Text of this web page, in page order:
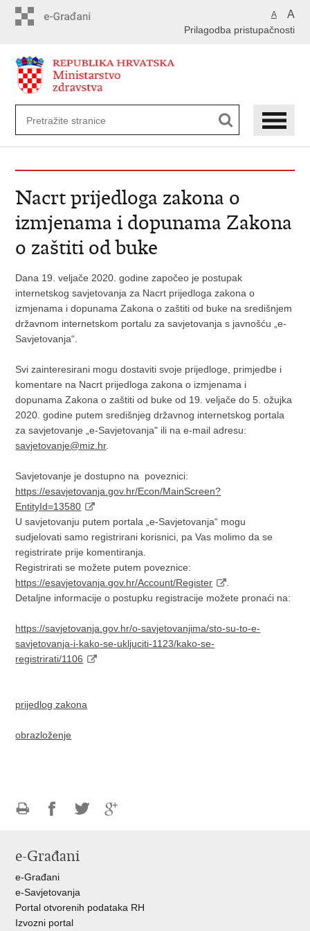
A A
Prilagodba pristupačnosti
Nacrt prijedloga zakona o
izmjenama i dopunama Zakona
o zaštiti od buke
Dana 19. veljače 2020. godine započeo je postupak
internetskog savjetovanja za Nacrt prijedloga zakona o
izmjenama i dopunama Zakona o zaštiti od buke na središnjem
državnom internetskom portalu za savjetovanja s javnošću „e-
Savjetovanja“.
Svi zainteresirani mogu dostaviti svoje prijedloge, primjedbe i
komentare na Nacrt prijedloga zakona o izmjenama i
dopunama Zakona o zaštiti od buke od 19. veljače do 5. ožujka
2020. godine putem središnjeg državnog internetskog portala
za savjetovanje „e-Savjetovanja" ili na e-mail adresu:
savjetovanje@miz.hr.
Savjetovanje je dostupno na poveznici:
https://esavjetovanja.gov.hr/Econ/MainScreen?
EntityId=13580
U savjetovanju putem portala „e-Savjetovanja“ mogu
sudjelovati samo registrirani korisnici, pa Vas molimo da se
registrirate prije komentiranja.
Registrirati se možete putem poveznice:
https://esavjetovanja.gov.hr/Account/Register
Detaljne informacije o postupku registracije možete pronaći na:
https://savjetovanja.gov.hr/o-savjetovanjima/sto-su-to-e-
savjetovanja-i-kako-se-ukljuciti-1123/kako-se-
registrirati/1106
prijedlog zakona
obrazloženje
FacebookuTwitteru
e-Građani
e-Građani
e-Savjetovanja
Portal otvorenih podataka RH
Izvozni portal